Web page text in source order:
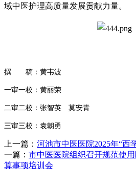
域中医护理高质量发展贡献力量。
撰 稿：黄韦波
一审一校：黄丽荣
二审二校：张智英 莫安青
三审三校：袁朝勇
上一篇： 河池市中医医院2025年“西
一篇： 市中医医院组织召开规范使
算事项培训会